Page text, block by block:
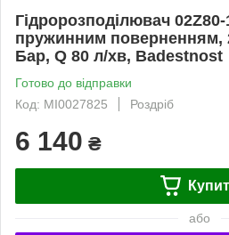
Гідророзподілювач
пружинним поверненням,
Бар, Q 80 л/хв, Badestnost
Готово до відправки
Код: MI0027825
Роздріб
6 140 ₴
або